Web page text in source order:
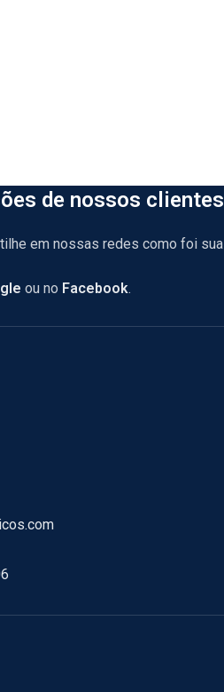
de nossos clientes
em nossas redes como foi sua
ou no Facebook.